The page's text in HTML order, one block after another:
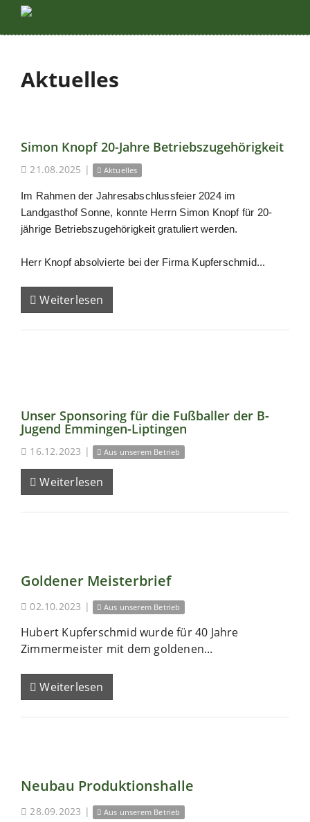
Aktuelles
Simon Knopf 20-Jahre Betriebszugehörigkeit
21.08.2025 | Aktuelles
Im Rahmen der Jahresabschlussfeier 2024 im
Landgasthof Sonne, konnte Herrn Simon Knopf für 20-
jährige Betriebszugehörigkeit gratuliert werden.
Herr Knopf absolvierte bei der Firma Kupferschmid...
Weiterlesen
Unser Sponsoring für die Fußballer der B-
Jugend Emmingen-Liptingen
16.12.2023 | Aus unserem Betrieb
Weiterlesen
Goldener Meisterbrief
02.10.2023 | Aus unserem Betrieb
Hubert Kupferschmid wurde für 40 Jahre
Zimmermeister mit dem goldenen...
Weiterlesen
Neubau Produktionshalle
28.09.2023 | Aus unserem Betrieb